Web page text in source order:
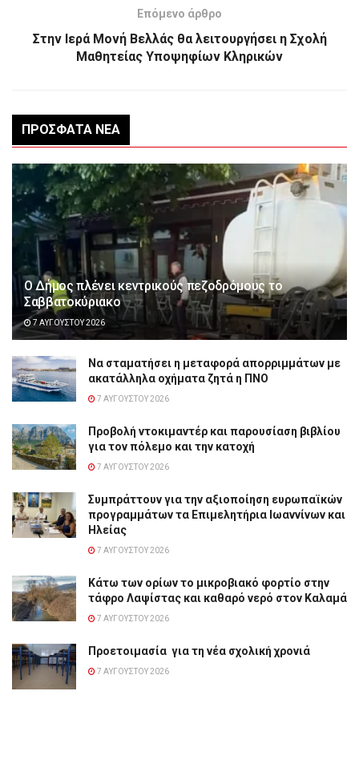
Επόμενο άρθρο
Στην Ιερά Μονή Βελλάς θα λειτουργήσει η Σχολή
Μαθητείας Υποψηφίων Κληρικών
ΠΡΌΣΦΑΤΑ ΝΈΑ
Ο Δήμος πλένει κεντρικούς πεζοδρόμους το
Σαββατοκύριακο
7 ΑΥΓΟΎΣΤΟΥ 2026
Να σταματήσει η μεταφορά απορριμμάτων με
ακατάλληλα οχήματα ζητά η ΠΝΟ
7 ΑΥΓΟΎΣΤΟΥ 2026
Προβολή ντοκιμαντέρ και παρουσίαση βιβλίου
για τον πόλεμο και την κατοχή
7 ΑΥΓΟΎΣΤΟΥ 2026
Συμπράττουν για την αξιοποίηση ευρωπαϊκών
προγραμμάτων τα Επιμελητήρια Ιωαννίνων και
Ηλείας
7 ΑΥΓΟΎΣΤΟΥ 2026
Κάτω των ορίων το μικροβιακό φορτίο στην
τάφρο Λαψίστας και καθαρό νερό στον Καλαμά
7 ΑΥΓΟΎΣΤΟΥ 2026
Προετοιμασία για τη νέα σχολική χρονιά
7 ΑΥΓΟΎΣΤΟΥ 2026